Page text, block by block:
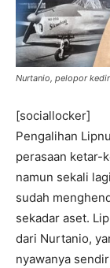
Nurtanio, pelopor
[sociallocker]
Pengalihan
perasaan ketar-
namun sekali
sudah
sekadar aset.
dari Nurtanio,
nyawanya